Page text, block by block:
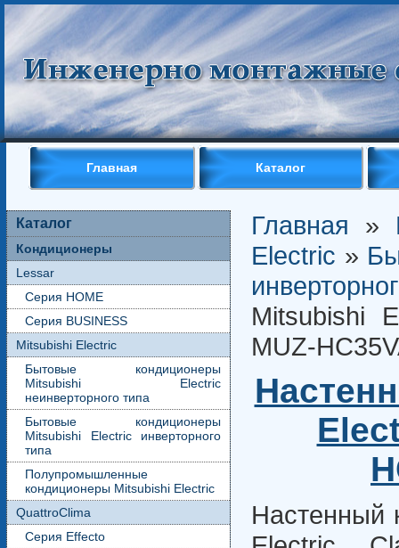
Главная Каталог
Каталог
Кондиционеры
Lessar
Серия HOME
Серия BUSINESS
Mitsubishi Electric
Бытовые кондиционеры
Mitsubishi Electric
неинверторного типа
Бытовые кондиционеры
Mitsubishi Electric инверторного
типа
Полупромышленные
кондиционеры Mitsubishi Electric
QuattroClima
Серия Effecto
Главная »
Electric »
Mitsubishi
MUZ-
Настенный